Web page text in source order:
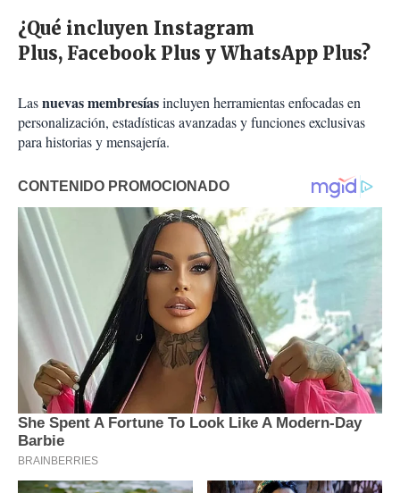
¿Qué incluyen Instagram
Plus, Facebook Plus y WhatsApp Plus?
Lasnuevas membresíasincluyen herramientas enfocadas en
personalización, estadísticas avanzadas y funciones exclusivas
para historias y mensajería.